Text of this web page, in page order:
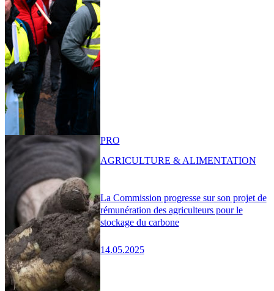
La Commission progresse sur son projet de
rémunération des agriculteurs pour le
stockage du carbone
14.05.2025
PRO
AGRICULTURE & ALIMENTATION